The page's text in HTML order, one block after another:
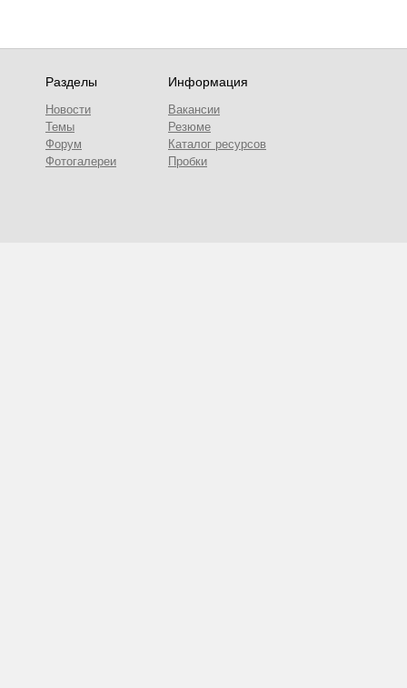
Разделы
Новости
Темы
Форум
Фотогалереи
Информация
Вакансии
Резюме
Каталог ресурсов
Пробки